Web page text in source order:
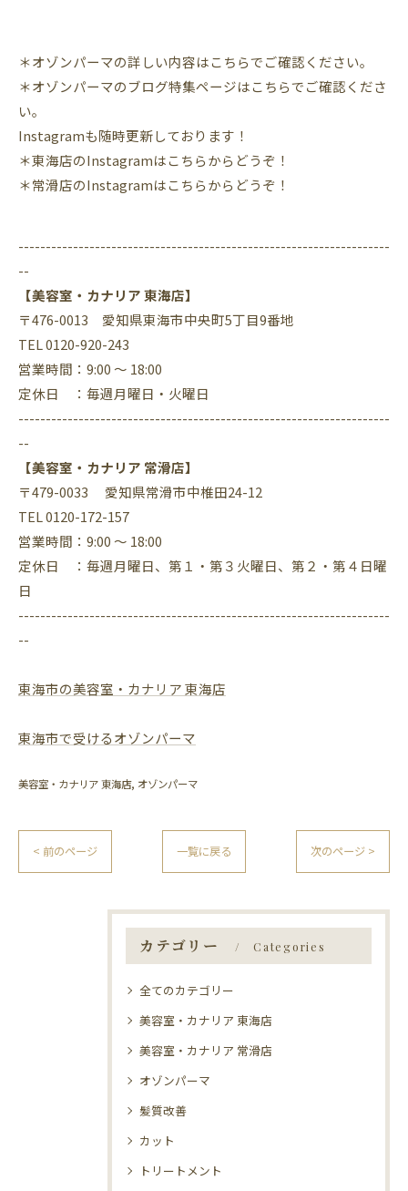
＊オゾンパーマの詳しい内容はこちらでご確認ください。
＊オゾンパーマのブログ特集ページはこちらでご確認くださ
い。
Instagramも随時更新しております！
＊東海店のInstagramはこちらからどうぞ！
＊常滑店のInstagramはこちらからどうぞ！
--------------------------------------------------------------------
--
【美容室・カナリア 東海店】
〒476-0013 愛知県東海市中央町5丁目9番地
TEL 0120-920-243
営業時間：9:00 ～ 18:00
定休日 ：毎週月曜日・火曜日
--------------------------------------------------------------------
--
【美容室・カナリア 常滑店】
〒479-0033 愛知県常滑市中椎田24-12
TEL 0120-172-157
営業時間：9:00 ～ 18:00
定休日 ：毎週月曜日、第１・第３火曜日、第２・第４日曜
日
--------------------------------------------------------------------
--
東海市の美容室・カナリア 東海店
東海市で受けるオゾンパーマ
美容室・カナリア 東海店 オゾンパーマ
< 前のページ 一覧に戻る 次のページ >
カテゴリー Categories
全てのカテゴリー
美容室・カナリア 東海店
美容室・カナリア 常滑店
オゾンパーマ
髪質改善
カット
トリートメント